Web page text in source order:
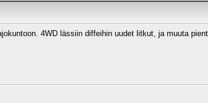
4WD lässiin diffeihin uudet litkut, ja muuta